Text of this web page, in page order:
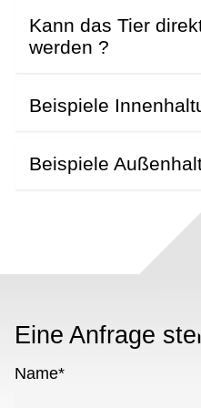
Kann das Tier
werden ?
Beispiele
Beispiele
Eine Anfrage
Name*